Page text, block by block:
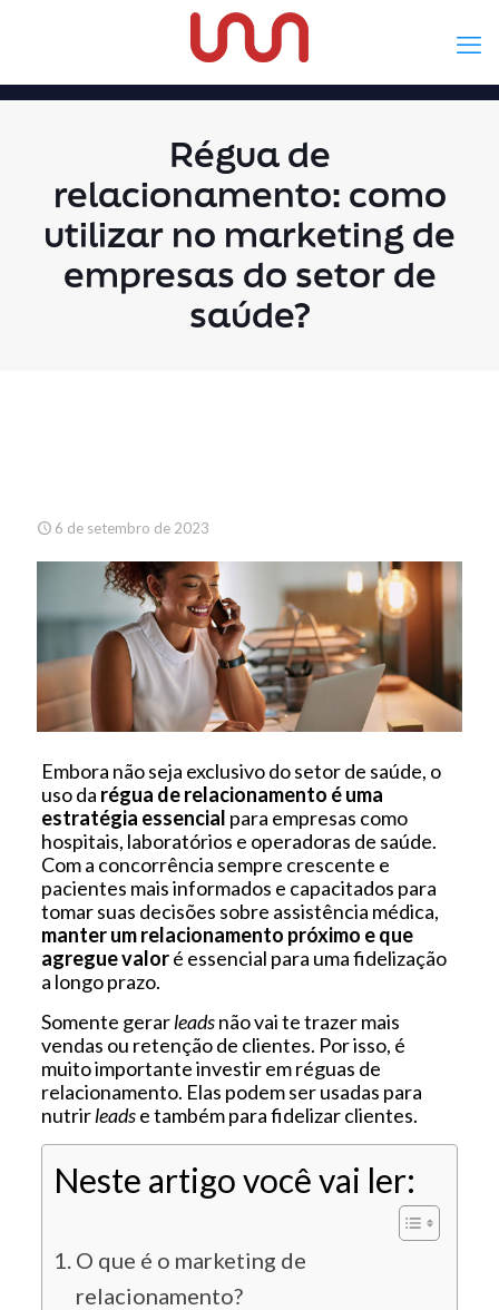
Régua de
relacionamento: como
utilizar no marketing de
empresas do setor de
saúde?
6 de setembro de 2023
Embora não seja exclusivo do setor de saúde, o
uso da régua de relacionamento é uma
estratégia essencial para empresas como
hospitais, laboratórios e operadoras de saúde.
Com a concorrência sempre crescente e
pacientes mais informados e capacitados para
tomar suas decisões sobre assistência médica,
manter um relacionamento próximo e que
agregue valoré essencial para uma fidelização
a longo prazo.
Somente gerarleadsnão vai te trazer mais
vendas ou retenção de clientes. Por isso, é
muito importante investir em réguas de
relacionamento. Elas podem ser usadas para
nutrirleadse também para fidelizar clientes.
Neste artigo você vai ler:
O que é o marketing de
relacionamento?